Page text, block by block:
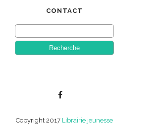
CONTACT
Copyright 2017 Librairie jeunesse